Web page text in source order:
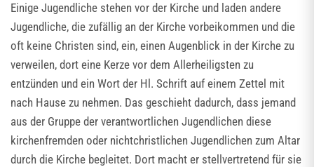
Einige Jugendliche stehen vor der Kirche und laden andere
Jugendliche, die zufällig an der Kirche vorbeikommen und die
oft keine Christen sind, ein, einen Augenblick in der Kirche zu
verweilen, dort eine Kerze vor dem Allerheiligsten zu
entzünden und ein Wort der Hl. Schrift auf einem Zettel mit
nach Hause zu nehmen. Das geschieht dadurch, dass jemand
aus der Gruppe der verantwortlichen Jugendlichen diese
kirchenfremden oder nichtchristlichen Jugendlichen zum Altar
durch die Kirche begleitet. Dort macht er stellvertretend für sie